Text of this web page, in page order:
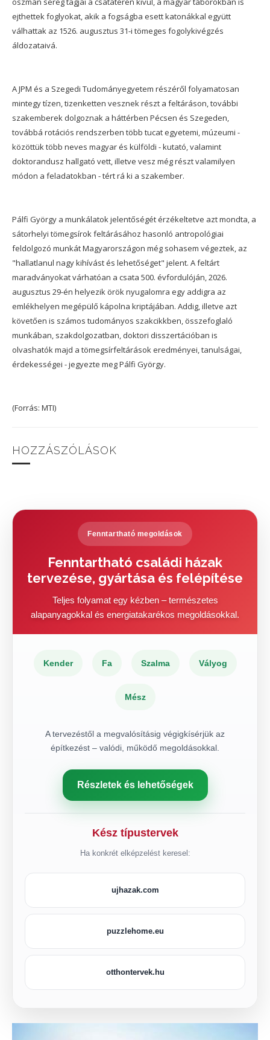
ejthettek foglyokat, akik a fogságba esett katonákkal együtt
válhattak az 1526. augusztus 31-i tömeges fogolykivégzés
áldozataivá.
A JPM és a Szegedi Tudományegyetem részéről folyamatosan
mintegy tízen, tizenketten vesznek részt a feltáráson, további
szakemberek dolgoznak a háttérben Pécsen és Szegeden,
továbbá rotációs rendszerben több tucat egyetemi, múzeumi -
közöttük több neves magyar és külföldi - kutató, valamint
doktorandusz hallgató vett, illetve vesz még részt valamilyen
módon a feladatokban - tért rá ki a szakember.
Pálfi György a munkálatok jelentőségét érzékeltetve azt mondta, a
sátorhelyi tömegsírok feltárásához hasonló antropológiai
feldolgozó munkát Magyarországon még sohasem végeztek, az
"hallatlanul nagy kihívást és lehetőséget" jelent. A feltárt
maradványokat várhatóan a csata 500. évfordulóján, 2026.
augusztus 29-én helyezik örök nyugalomra egy addigra az
emlékhelyen megépülő kápolna kriptájában. Addig, illetve azt
követően is számos tudományos szakcikkben, összefoglaló
munkában, szakdolgozatban, doktori disszertációban is
olvashatók majd a tömegsírfeltárások eredményei, tanulságai,
érdekességei - jegyezte meg Pálfi György.
(Forrás: MTI)
HOZZÁSZÓLÁSOK
Fenntartható megoldások
Fenntartható családi házak
tervezése, gyártása és felépítése
Teljes folyamat egy kézben – természetes
alapanyagokkal és energiatakarékos megoldásokkal.
Kender Fa Szalma Vályog
Mész
A tervezéstől a megvalósításig végigkísérjük az
építkezést – valódi, működő megoldásokkal.
Részletek és lehetőségek
Kész típustervek
Ha konkrét elképzelést keresel:
ujhazak.com
puzzlehome.eu
otthontervek.hu